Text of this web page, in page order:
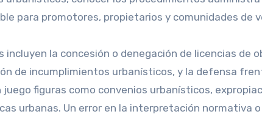
para promotores, propietarios y comunidades de
la concesión o denegación de licencias de
de incumplimientos urbanísticos, y la defensa
figuras como convenios urbanísticos,
urbanas. Un error en la interpretación normativa